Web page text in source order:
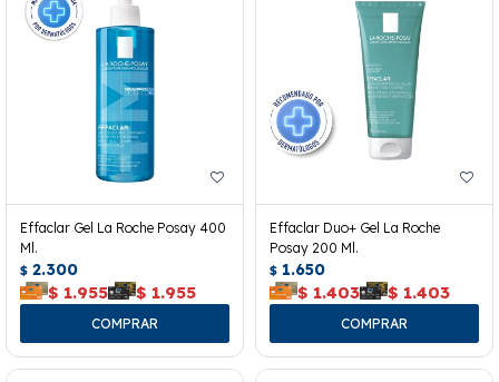
Effaclar Gel La Roche Posay 400
Ml.
$ 2.300
$ 1.955 $ 1.955
Effaclar Duo+ Gel La Roche
Posay 200 Ml.
$ 1.650
$ 1.403 $ 1.403